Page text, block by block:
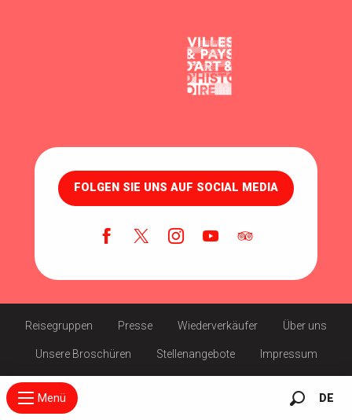
Menü DE
FOLGEN SIE UNS AUF SOCIAL MEDIA
Reisegruppen Presse Wiederverkäufer Über uns
Unsere Broschüren Stellenangebote Impressum